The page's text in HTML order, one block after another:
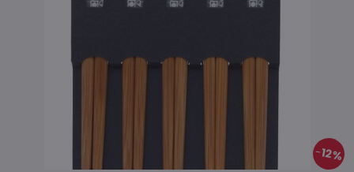
12%